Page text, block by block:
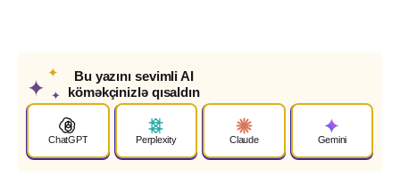
✦
✦
✦
Bu yazını sevimli AI
köməkçinizlə qısaldın
ChatGPT Perplexity Claude Gemini